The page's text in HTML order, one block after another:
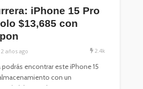
iPhone 15 Pro
$13,685 con
2 años ago 2.4k
podrás encontrar este iPhone 15
con un